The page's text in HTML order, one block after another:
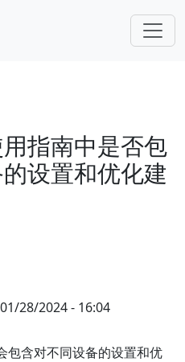
指南中是否包
设置和优化建
28/2024 - 16:04
包含对不同设备的设置和优